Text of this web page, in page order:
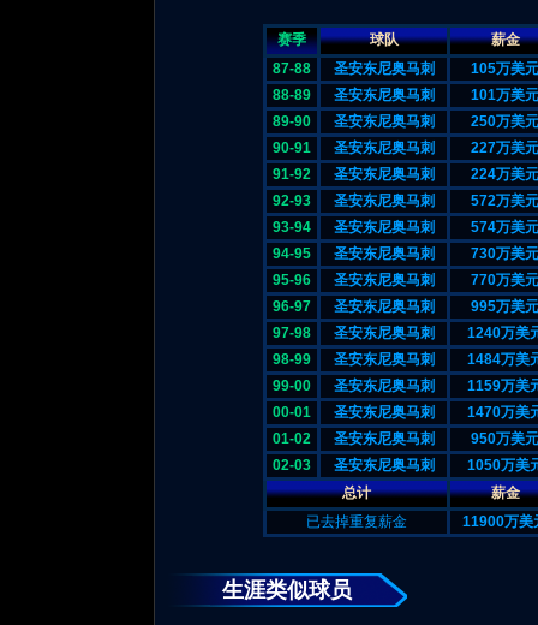
赛季 球队
薪金
87-88
圣安东尼奥马刺
105万美元
88-89
圣安东尼奥马刺
101万美元
89-90
圣安东尼奥马刺
250万美元
90-91
圣安东尼奥马刺
227万美元
91-92
圣安东尼奥马刺
224万美元
92-93
圣安东尼奥马刺
572万美元
93-94
圣安东尼奥马刺
574万美元
94-95
圣安东尼奥马刺
730万美元
95-96
圣安东尼奥马刺
770万美元
96-97
圣安东尼奥马刺
995万美元
97-98
圣安东尼奥马刺
1240万美
98-99
圣安东尼奥马刺
1484万美
99-00
圣安东尼奥马刺
1159万美
00-01
圣安东尼奥马刺
1470万美
01-02
圣安东尼奥马刺
950万美元
02-03
圣安东尼奥马刺
1050万美
总计
薪金
已去掉重复薪金
11900万美
生涯类似球员